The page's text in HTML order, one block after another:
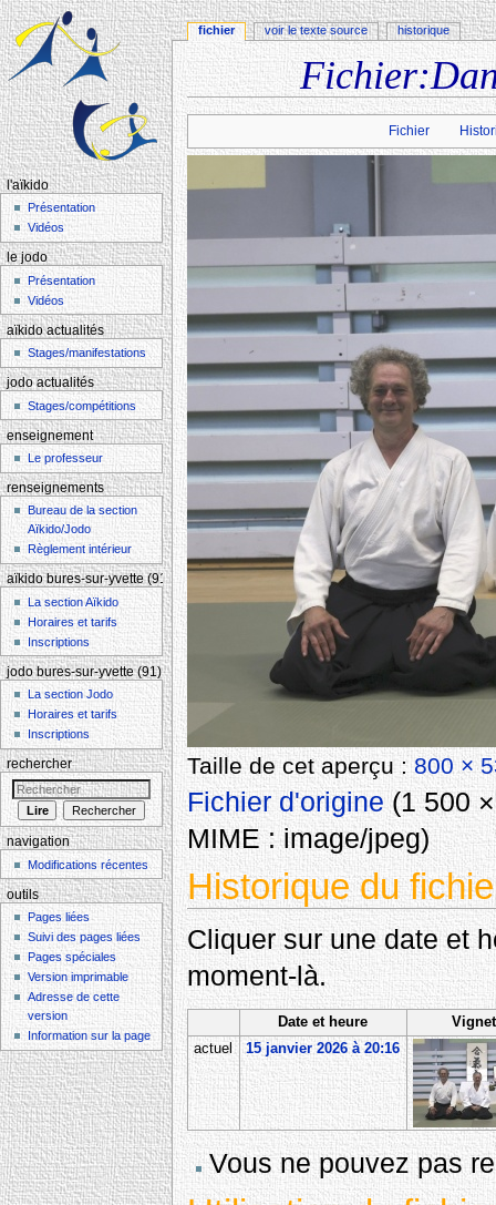
Aller à :navigation , rechercher
Fichier
Taille de cet aperçu :800 ×
Fichier d'origine‎(1 500
MIME :image/jpeg)
Historique du
Cliquer sur une date et
moment-là.
Date et heure
actuel
15 janvier 2026 à 20:16
Vous ne pouvez pas
fichier voir le texte source historique
l'aïkido
Présentation
Vidéos
le jodo
Présentation
Vidéos
aïkido actualités
Stages/manifestations
jodo actualités
Stages/compétitions
enseignement
Le professeur
renseignements
Bureau de la section
Aïkido/Jodo
Règlement intérieur
aïkido bures-sur-yvette (91)
La section Aïkido
Horaires et tarifs
Inscriptions
jodo bures-sur-yvette (91)
La section Jodo
Horaires et tarifs
Inscriptions
rechercher
navigation
Modifications récentes
outils
Pages liées
Suivi des pages liées
Pages spéciales
Version imprimable
Adresse de cette
version
Information sur la page